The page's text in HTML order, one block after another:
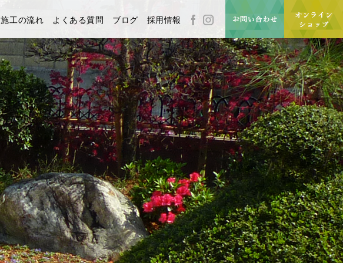
施工の流れ よくある質問 ブログ 採用情報